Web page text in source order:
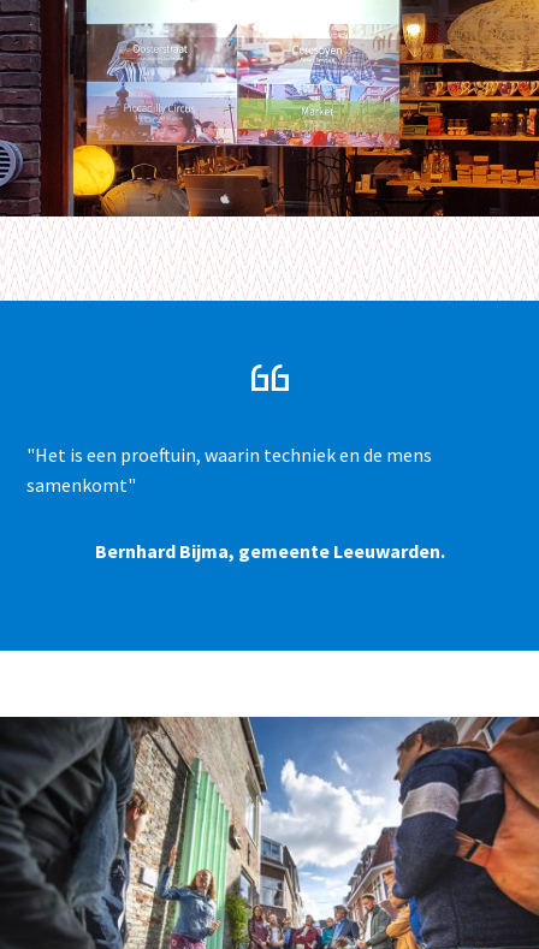
"Het is een proeftuin, waarin techniek en de mens
samenkomt"
Bernhard Bijma, gemeente Leeuwarden.